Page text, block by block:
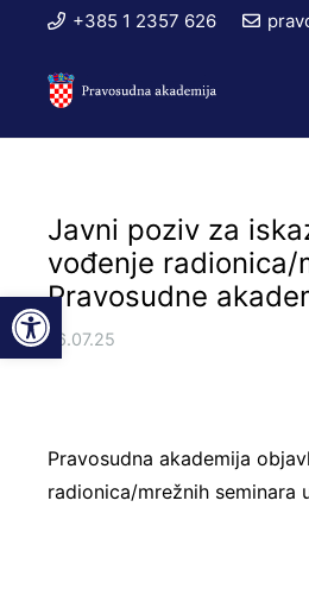
Open toolbar
+385 1 2357 626
Javni poziv za
vođenje
Pravosudne
16.07.25
Pravosudna akademija
radionica/mrežnih seminara